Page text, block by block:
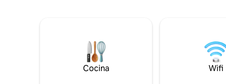
electrodomésticos de acero inoxidable
con hermosas encimeras de cuartos
blancos. El porche delantero cubierto y el
patio trasero también tienen un montón
hasta la
bodega. Compras, casco antiguo, parque
de
de una
Cocina Wifi